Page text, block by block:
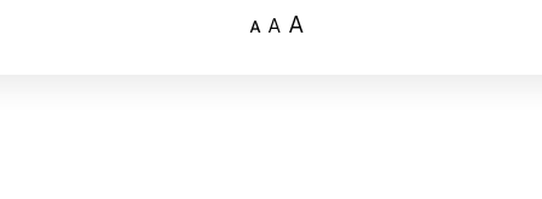
A A A